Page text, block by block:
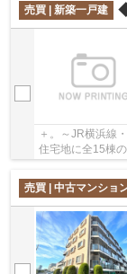
売買 | 新築一戸建
＋。～JR横浜線・
住宅地に全15棟
売買 | 中古マンショ